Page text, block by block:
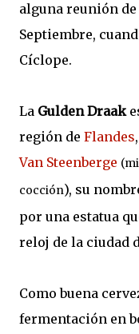
alguna reunión
Septiembre,
Cíclope.
La Gulden Draak
región de Flandes
Van Steenberge
cocción), su
por una estatua
reloj de la ciudad
Como buena
fermentación en